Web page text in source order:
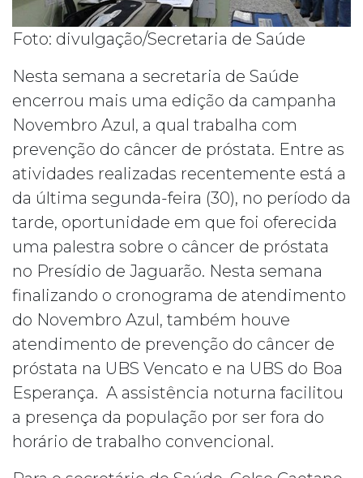
Foto: divulgação/Secretaria de Saúde
Nesta semana a secretaria de Saúde
encerrou mais uma edição da campanha
Novembro Azul, a qual trabalha com
prevenção do câncer de próstata. Entre as
atividades realizadas recentemente está a
da última segunda-feira (30), no período da
tarde, oportunidade em que foi oferecida
uma palestra sobre o câncer de próstata
no Presídio de Jaguarão. Nesta semana
finalizando o cronograma de atendimento
do Novembro Azul, também houve
atendimento de prevenção do câncer de
próstata na UBS Vencato e na UBS do Boa
Esperança. A assistência noturna facilitou
a presença da população por ser fora do
horário de trabalho convencional.